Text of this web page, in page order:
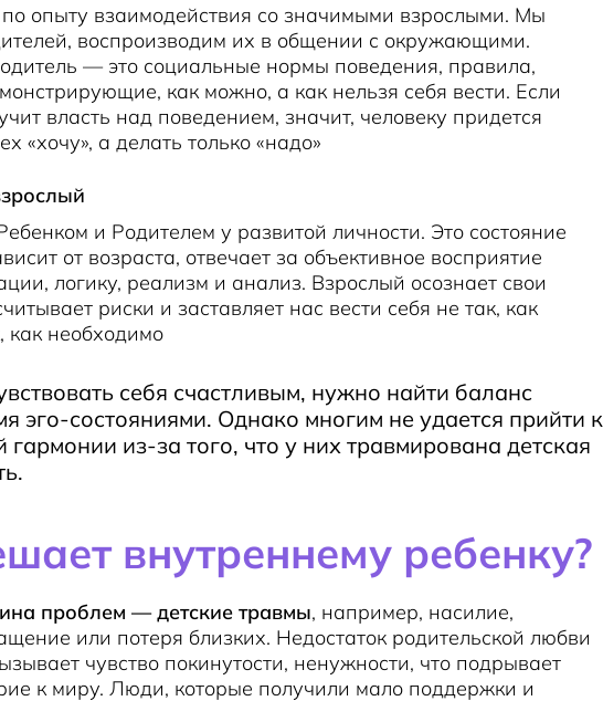
опыту взаимодействия со значимыми взрослыми. Мы
воспроизводим их в общении с окружающими.
— это социальные нормы поведения, правила,
как можно, а как нельзя себя вести. Если
власть над поведением, значит, человеку придется
«хочу», а делать только «надо»
и Родителем у развитой личности. Это состояние
от возраста, отвечает за объективное восприятие
логику, реализм и анализ. Взрослый осознает свои
риски и заставляет нас вести себя не так, как
как необходимо
себя счастливым, нужно найти баланс
эго-состояниями. Однако многим не удается прийти к
гармонии из-за того, что у них травмирована детская
внутреннему ребенку?
проблем — детские травмы, например, насилие,
или потеря близких. Недостаток родительской любви
чувство покинутости, ненужности, что подрывает
к миру. Люди, которые получили мало поддержки и